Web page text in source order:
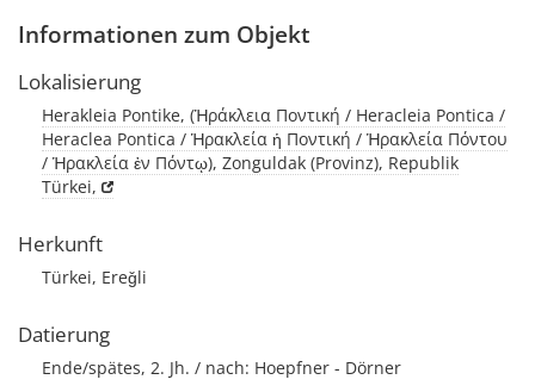
Informationen zum Objekt
Lokalisierung
Herakleia Pontike, (Ἡράκλεια Ποντική / Heracleia Pontica /
Heraclea Pontica / Ἡρακλεία ἡ Ποντική / Ἡρακλεία Πόντου
/ Ἡρακλεία ἐν Πόντῳ), Zonguldak (Provinz), Republik
Türkei,
Herkunft
Türkei, Ereǧli
Datierung
Ende/spätes, 2. Jh. / nach: Hoepfner - Dörner